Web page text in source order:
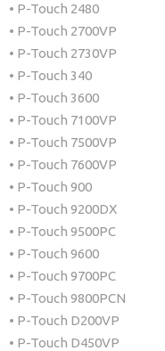
• P-Touch 2480
• P-Touch 2700VP
• P-Touch 2730VP
• P-Touch 340
• P-Touch 3600
• P-Touch 7100VP
• P-Touch 7500VP
• P-Touch 7600VP
• P-Touch 900
• P-Touch 9200DX
• P-Touch 9500PC
• P-Touch 9600
• P-Touch 9700PC
• P-Touch 9800PCN
• P-Touch D200VP
• P-Touch D450VP